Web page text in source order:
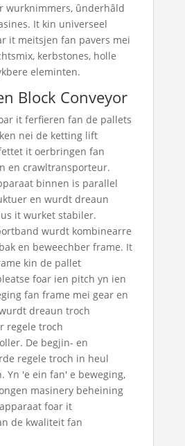
wurknimmers, ûnderhâld
It kin universeel
it meitsjen fan pavers mei
kerbstones, holle
eleminten.
Block Conveyor
it ferfieren fan de pallets
nei de ketting lift
it oerbringen fan
en crawltransporteur.
binnen is parallel
en wurdt dreaun
it wurket stabiler.
wurdt kombinearre
en beweechber frame. It
kin de pallet
foar ien pitch yn ien
fan frame mei gear en
dreaun troch
regele troch
De begjin- en
regele troch in heul
Yn 'e ein fan' e beweging,
masinery beheining
foar it
de kwaliteit fan